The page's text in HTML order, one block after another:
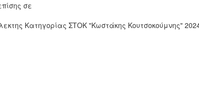
σε
Κατηγορίας ΣΤΟΚ "Κωστάκης Κουτσοκούμνης"